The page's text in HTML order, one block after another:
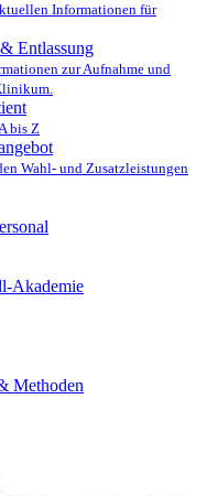
Informationen für
Entlassung
zur Aufnahme und
bis Z
Wahl- und Zusatzleistungen
Akademie
Methoden